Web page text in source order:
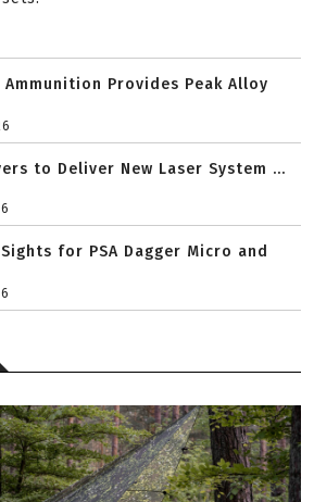
Ammunition Provides Peak Alloy
to Deliver New Laser System ...
Sights for PSA Dagger Micro and